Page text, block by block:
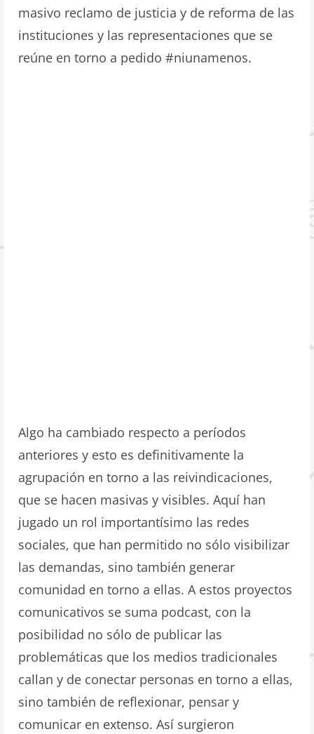
masivo reclamo de justicia y de reforma de las
instituciones y las representaciones que se
reúne en torno a pedido #niunamenos.
Algo ha cambiado respecto a períodos
anteriores y esto es definitivamente la
agrupación en torno a las reivindicaciones,
que se hacen masivas y visibles. Aquí han
jugado un rol importantísimo las redes
sociales, que han permitido no sólo visibilizar
las demandas, sino también generar
comunidad en torno a ellas. A estos proyectos
comunicativos se suma podcast, con la
posibilidad no sólo de publicar las
problemáticas que los medios tradicionales
callan y de conectar personas en torno a ellas,
sino también de reflexionar, pensar y
comunicar en extenso. Así surgieron